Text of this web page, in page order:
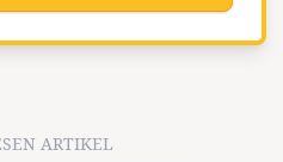
ARTIKEL